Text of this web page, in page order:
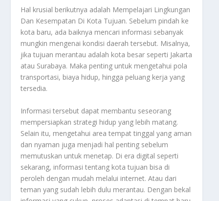
Hal krusial berikutnya adalah Mempelajari Lingkungan
Dan Kesempatan Di Kota Tujuan. Sebelum pindah ke
kota baru, ada baiknya mencari informasi sebanyak
mungkin mengenai kondisi daerah tersebut. Misalnya,
jika tujuan merantau adalah kota besar seperti Jakarta
atau Surabaya. Maka penting untuk mengetahui pola
transportasi, biaya hidup, hingga peluang kerja yang
tersedia.
Informasi tersebut dapat membantu seseorang
mempersiapkan strategi hidup yang lebih matang.
Selain itu, mengetahui area tempat tinggal yang aman
dan nyaman juga menjadi hal penting sebelum
memutuskan untuk menetap. Di era digital seperti
sekarang, informasi tentang kota tujuan bisa di
peroleh dengan mudah melalui internet. Atau dari
teman yang sudah lebih dulu merantau. Dengan bekal